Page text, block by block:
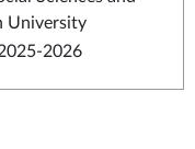
University
2026